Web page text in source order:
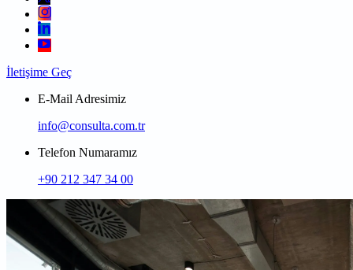
İletişime Geç
E-Mail Adresimiz
info@consulta.com.tr
Telefon Numaramız
+90 212 347 34 00